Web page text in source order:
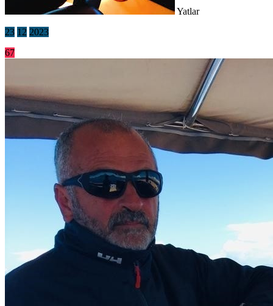
Yatlar
23 12 2023
67